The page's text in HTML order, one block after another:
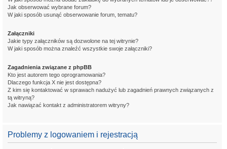
Jak obserwować wybrane forum?
W jaki sposób usunąć obserwowanie forum, tematu?
Załączniki
Jakie typy załączników są dozwolone na tej witrynie?
W jaki sposób można znaleźć wszystkie swoje załączniki?
Zagadnienia związane z phpBB
Kto jest autorem tego oprogramowania?
Dlaczego funkcja X nie jest dostępna?
Z kim się kontaktować w sprawach nadużyć lub zagadnień prawnych związanych z
tą witryną?
Jak nawiązać kontakt z administratorem witryny?
Problemy z logowaniem i rejestracją